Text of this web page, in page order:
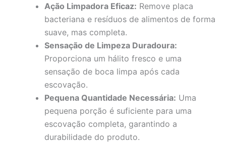
Ação Limpadora Eficaz: Remove placa
bacteriana e resíduos de alimentos de forma
suave, mas completa.
Sensação de Limpeza Duradoura:
Proporciona um hálito fresco e uma
sensação de boca limpa após cada
escovação.
Pequena Quantidade Necessária: Uma
pequena porção é suficiente para uma
escovação completa, garantindo a
durabilidade do produto.